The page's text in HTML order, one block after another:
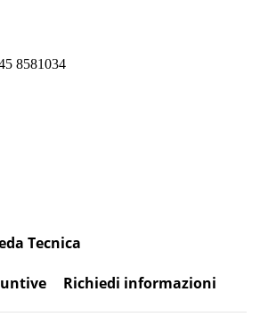
8581034
Tecnica
Richiedi informazioni